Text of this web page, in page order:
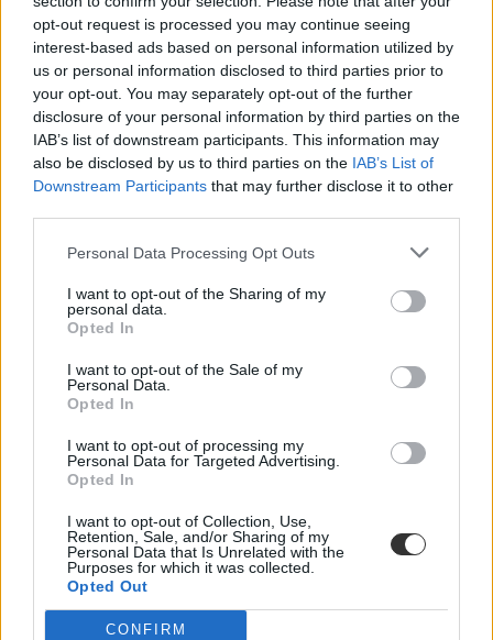
opt-out request is processed you may continue seeing
interest-based ads based on personal information utilized by
us or personal information disclosed to third parties prior to
your opt-out. You may separately opt-out of the further
disclosure of your personal information by third parties on the
IAB’s list of downstream participants. This information may
also be disclosed by us to third parties on the IAB’s List of
Downstream Participants that may further disclose it to other
Personal Data Processing Opt Outs
I want to opt-out of the Sharing of my
personal data.
Opted In
I want to opt-out of the Sale of my
Personal Data.
Opted In
I want to opt-out of processing my
Personal Data for Targeted Advertising.
Opted In
I want to opt-out of Collection, Use,
Retention, Sale, and/or Sharing of my
Personal Data that Is Unrelated with the
Purposes for which it was collected.
Opted Out
CONFIRM
pótfelvételi
középiskolai felvételi 2023